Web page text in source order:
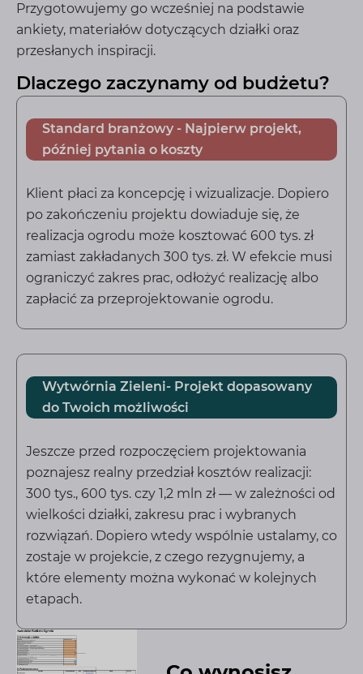
Przygotowujemy go wcześniej na podstawie
ankiety, materiałów dotyczących działki oraz
przesłanych inspiracji.
Dlaczego zaczynamy od budżetu?
Standard branżowy - Najpierw projekt,
później pytania o koszty
Klient płaci za koncepcję i wizualizacje. Dopiero
po zakończeniu projektu dowiaduje się, że
realizacja ogrodu może kosztować 600 tys. zł
zamiast zakładanych 300 tys. zł. W efekcie musi
ograniczyć zakres prac, odłożyć realizację albo
zapłacić za przeprojektowanie ogrodu.
Wytwórnia Zieleni- Projekt dopasowany
do Twoich możliwości
Jeszcze przed rozpoczęciem projektowania
poznajesz realny przedział kosztów realizacji:
300 tys., 600 tys. czy 1,2 mln zł — w zależności od
wielkości działki, zakresu prac i wybranych
rozwiązań. Dopiero wtedy wspólnie ustalamy, co
zostaje w projekcie, z czego rezygnujemy, a
które elementy można wykonać w kolejnych
etapach.